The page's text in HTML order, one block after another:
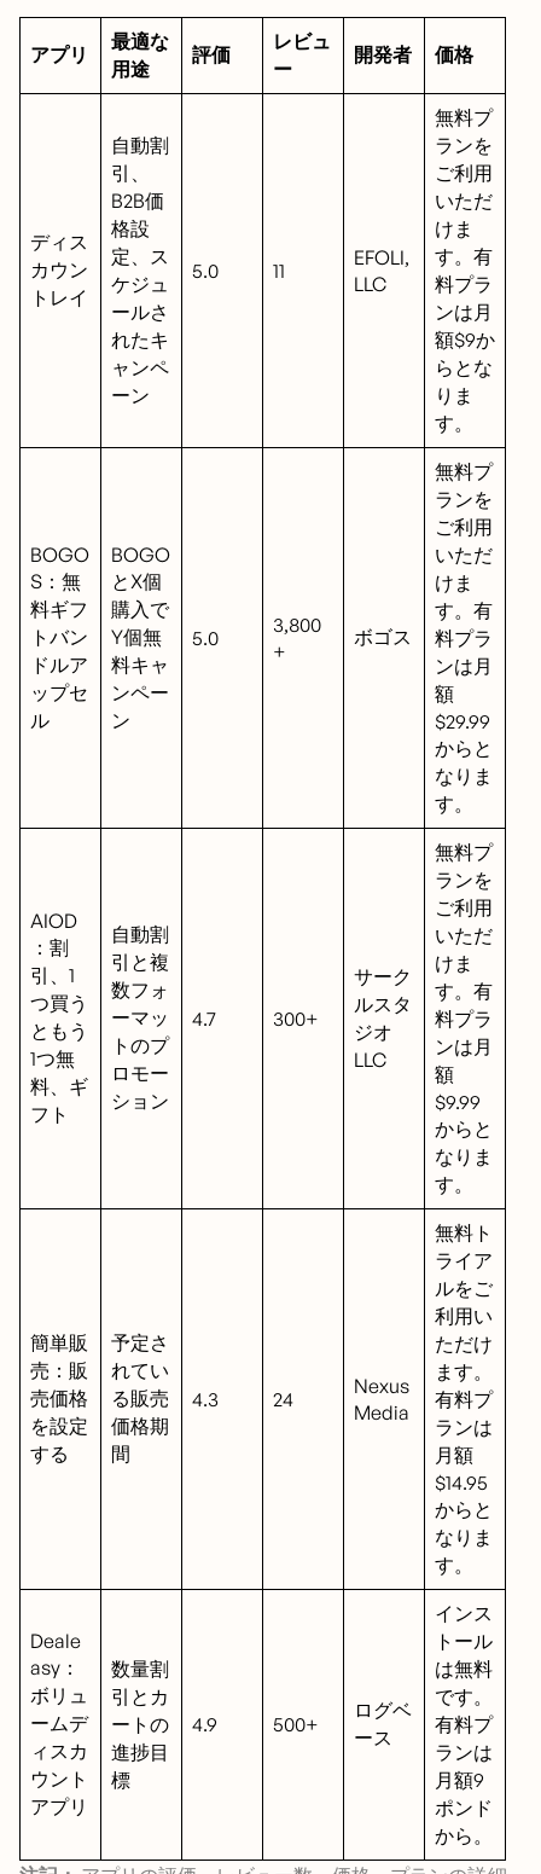
アプリ
最適な
用途
評価
レビュ
ー
開発者 価格
ディス
カウン
トレイ
自動割
引、
B2B価
格設
定、ス
ケジュ
ールさ
れたキ
ャンペ
ーン
5.0 11
EFOLI,
LLC
無料プ
ランを
ご利用
いただ
けま
す。有
料プラ
ンは月
額$9か
らとな
りま
す。
BOGO
S：無
料ギフ
トバン
ドルア
ップセ
ル
BOGO
とX個
購入で
Y個無
料キャ
ンペー
ン
5.0
3,800
+
ボゴス
無料プ
ランを
ご利用
いただ
けま
す。有
料プラ
ンは月
額
$29.99
からと
なりま
す。
AIOD
：割
引、1
つ買う
ともう
1つ無
料、ギ
フト
自動割
引と複
数フォ
ーマッ
トのプ
ロモー
ション
4.7 300+
サーク
ルスタ
ジオ
LLC
無料プ
ランを
ご利用
いただ
けま
す。有
料プラ
ンは月
額
$9.99
からと
なりま
す。
簡単販
売：販
売価格
を設定
する
予定さ
れてい
る販売
価格期
間
4.3 24
Nexus
Media
無料ト
ライア
ルをご
利用い
ただけ
ます。
有料プ
ランは
月額
$14.95
からと
なりま
す。
Deale
asy：
ボリュ
ームデ
ィスカ
ウント
アプリ
数量割
引とカ
ートの
進捗目
標
4.9 500+
ログベ
ース
インス
トール
は無料
です。
有料プ
ランは
月額9
ポンド
から。